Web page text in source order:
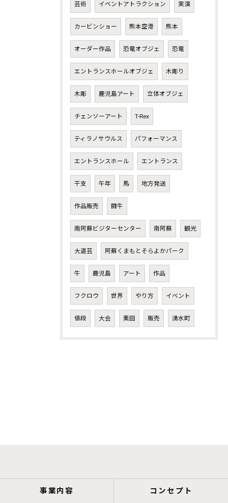
芸術 イベントアトラクション 実演
カービンショー 熊本空港 熊本
オーダー作品 恐竜オブジェ 恐竜
エントランスホールオブジェ 木彫り
木彫 鹿児島アート 立体オブジェ
チェンソーアート T-Rex
ティラノサウルス パフォーマンス
エントランスホール エントランス
干支 午年 馬 地方発送
作品販売 闘牛
南阿蘇ビジターセンター 南阿蘇 観光
大道芸 阿蘇くまもとそらよかパーク
牛 鹿児島 アート 作品
フクロウ 世界 やり方 イベント
値段 大会 栗田 販売 湧水町
事業内容 コンセプト